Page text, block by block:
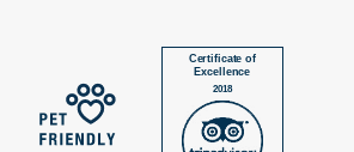
Certificate of
Excellence
2018